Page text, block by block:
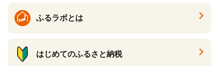
ふるラボとは
はじめてのふるさと納税